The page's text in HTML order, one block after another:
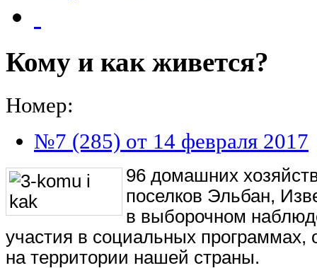
Кому и как живется?
Номер:
№7 (285) от 14 февраля 2017
96 домашних
поселков Эльбан,
в выборочном
участия в социальных программах,
на территории нашей страны.